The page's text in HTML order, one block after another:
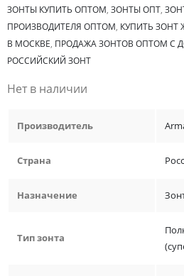
ЗОНТЫ КУПИТЬ ОПТОМ, ЗОНТЫ ОПТ,
ПРОИЗВОДИТЕЛЯ ОПТОМ, КУПИТЬ ЗОНТ
В МОСКВЕ, ПРОДАЖА ЗОНТОВ ОПТОМ С
РОССИЙСКИЙ ЗОНТ
Нет в наличии
Производитель
Страна
Назначение
Тип зонта